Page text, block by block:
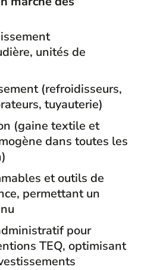
unités de
(refroidisseurs,
tuyauterie)
(gaine textile et
dans toutes les
et outils de
permettant un
pour
TEQ, optimisant